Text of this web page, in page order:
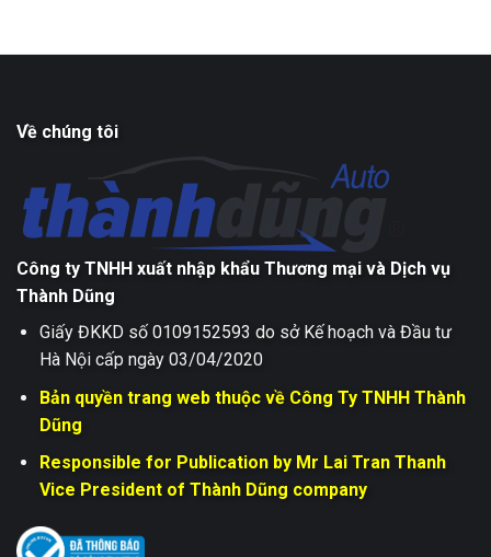
Về chúng tôi
Công ty TNHH xuất nhập khẩu Thương mại và Dịch vụ
Thành Dũng
Giấy ĐKKD số 0109152593 do sở Kế hoạch và Đầu tư
Hà Nội cấp ngày 03/04/2020
Bản quyền trang web thuộc về Công Ty TNHH Thành
Dũng
Responsible for Publication by Mr Lai Tran Thanh
Vice President of Thành Dũng company